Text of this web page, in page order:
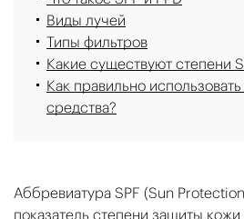
Виды лучей
Типы фильтров
Какие существуют степени
Как правильно
средства?
Аббревиатура SPF (Sun
показатель степени защиты